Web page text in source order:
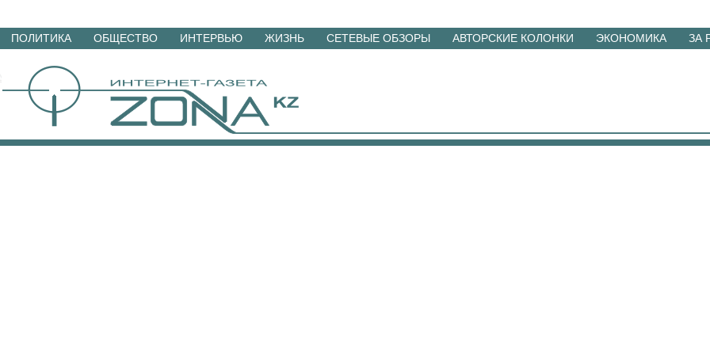
Перейти
материалам
ПОЛИТИКА ОБЩЕСТВО ИНТЕРВЬЮ ЖИЗНЬ СЕТЕВЫЕ ОБЗОРЫ АВТОРСКИЕ КОЛОНКИ ЭКОНОМИКА ЗА